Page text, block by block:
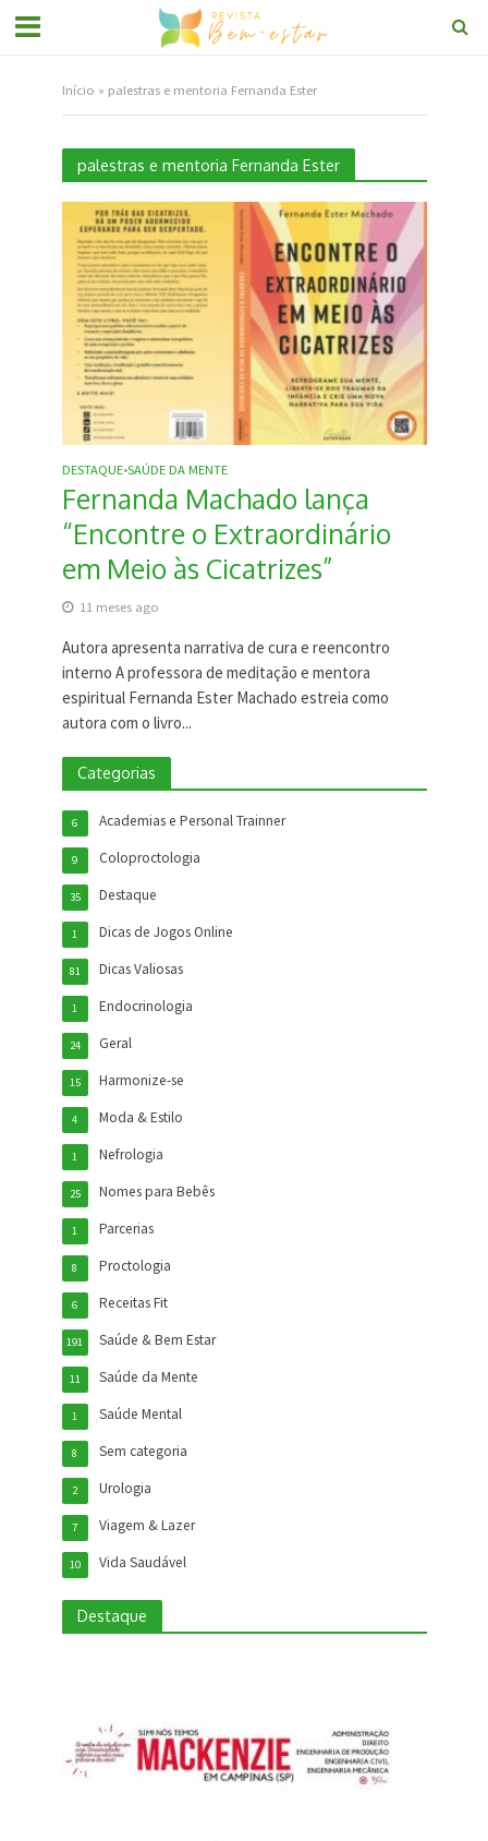
Início » palestras e mentoria Fernanda Ester
palestras e mentoria Fernanda Ester
DESTAQUE•SAÚDE DA MENTE
Fernanda Machado lança
“Encontre o Extraordinário
em Meio às Cicatrizes”
11 meses ago
Autora apresenta narrativa de cura e reencontro
interno A professora de meditação e mentora
espiritual Fernanda Ester Machado estreia como
autora com o livro...
Categorias
Academias e Personal Trainner
6
Coloproctologia
9
Destaque
35
Dicas de Jogos Online
1
Dicas Valiosas
81
Endocrinologia
1
Geral
24
Harmonize-se
15
Moda & Estilo
4
Nefrologia
1
Nomes para Bebês
25
Parcerias
1
Proctologia
8
Receitas Fit
6
Saúde & Bem Estar
191
Saúde da Mente
11
Saúde Mental
1
Sem categoria
8
Urologia
2
Viagem & Lazer
7
Vida Saudável
10
Destaque